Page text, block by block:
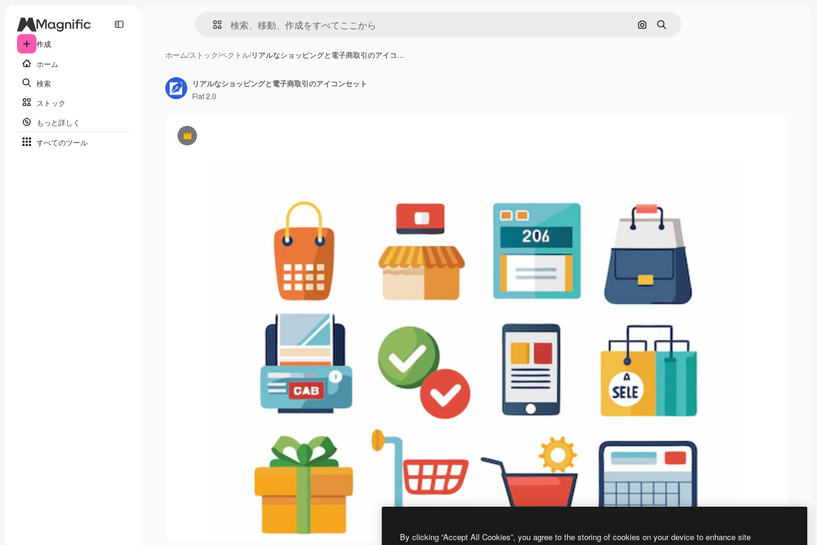
作成
ホーム
検索
ストック
もっと詳しく
すべてのツール
画像で検索
検索
ホーム/ストック/ベクトル/リアルなショッピングと電子商取引のアイコ…
Premium
リアルなショッピングと電子商取引のアイコンセット
Flat 2.0
By clicking “Accept All Cookies”, you agree to the storing of cookies on your device to enhance site